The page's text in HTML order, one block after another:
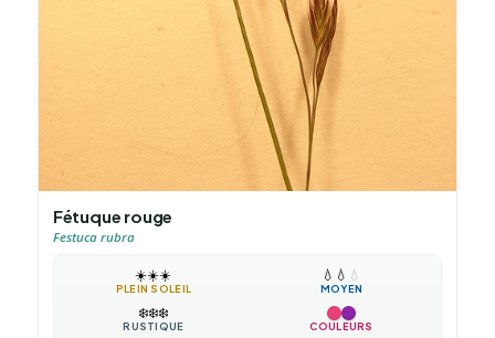
Fétuque rouge
Festuca rubra
☀️☀️☀️
PLEIN SOLEIL
💧 💧 💧
MOYEN
❄️❄️❄️
RUSTIQUE COULEURS